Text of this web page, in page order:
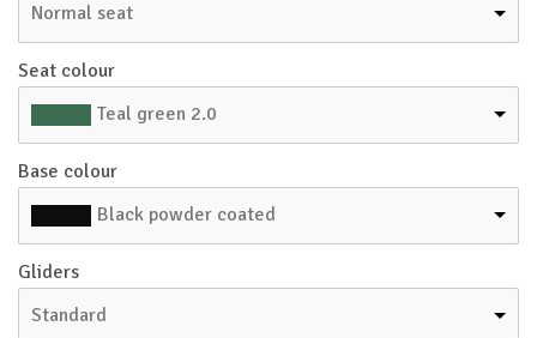
Normal seat
Seat colour
Teal green 2.0
Base colour
Black powder coated
Gliders
Standard